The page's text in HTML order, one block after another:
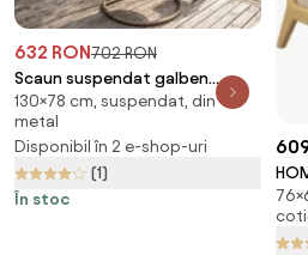
632 RON 702 RON
Scaun suspendat galben
AMAZONIA cu suport
130×78 cm, suspendat, din
metal
Disponibil în 2 e-shop-uri
(1)
În stoc
cu
de